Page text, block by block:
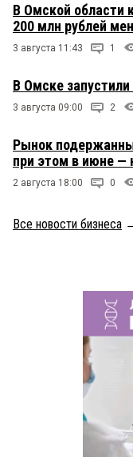
В Омской области
200 млн рублей
3 августа 11:43 1
В Омске
3 августа 09:00 2
Рынок
при этом в июне —
2 августа 18:00 0
Все новости бизнеса